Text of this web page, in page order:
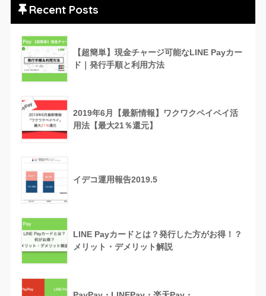
Recent Posts
【超簡単】現金チャージ可能なLINE Payカー
ド｜発行手順と利用方法
2019年6月【最新情報】ワクワクペイペイ活
用法【最大21％還元】
イデコ運用報告2019.5
LINE Payカードとは？発行した方がお得！？
メリット・デメリット解説